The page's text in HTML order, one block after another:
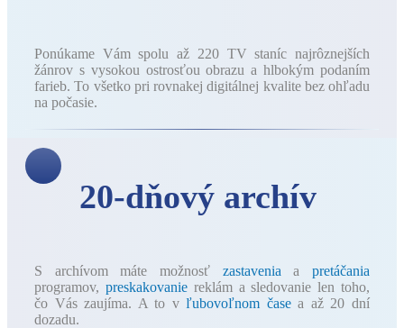
Ponúkame Vám spolu až 220 TV staníc najrôznejších
žánrov s vysokou ostrosťou obrazu a hlbokým podaním
farieb. To všetko pri rovnakej digitálnej kvalite bez ohľadu
na počasie.
20-dňový archív
S archívom máte možnosť zastavenia apretáčania
programov, preskakovaniereklám a sledovanie len toho,
čo Vás zaujíma. A to vľubovoľnom časea až 20 dní
dozadu.